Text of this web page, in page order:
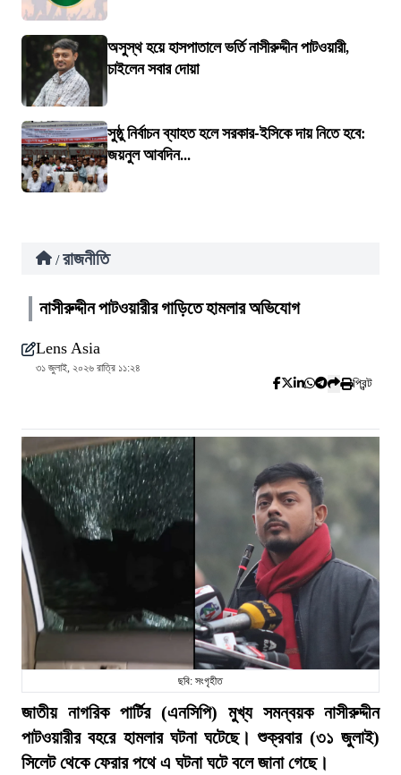
অসুস্থ হয়ে হাসপাতালে ভর্তি নাসীরুদ্দীন পাটওয়ারী,
চাইলেন সবার দোয়া
সুষ্ঠু নির্বাচন ব্যাহত হলে সরকার-ইসিকে দায় নিতে হবে:
জয়নুল আবদিন...
/ রাজনীতি
নাসীরুদ্দীন পাটওয়ারীর গাড়িতে হামলার অভিযোগ
Lens Asia
৩১ জুলাই, ২০২৬ রাত্রি ১১:২৪
প্রিন্ট
ছবি: সংগৃহীত
জাতীয় নাগরিক পার্টির (এনসিপি) মুখ্য সমন্বয়ক নাসীরুদ্দীন
পাটওয়ারীর বহরে হামলার ঘটনা ঘটেছে। শুক্রবার (৩১ জুলাই)
সিলেট থেকে ফেরার পথে এ ঘটনা ঘটে বলে জানা গেছে।